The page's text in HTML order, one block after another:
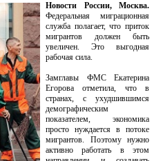
Новости России, Москва.
Федеральная миграционная
служба полагает, что приток
мигрантов должен быть
увеличен. Это выгодная
рабочая сила.
Замглавы ФМС Екатерина
Егорова отметила, что в
странах, с ухудшившимся
демографическим
показателем, экономика
просто нуждается в потоке
мигрантов. Поэтому нужно
активно работать в этом